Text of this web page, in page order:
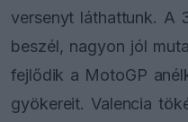
versenyt láthattunk. A
beszél, nagyon jól
fejlődik a MotoGP
gyökereit. Valencia